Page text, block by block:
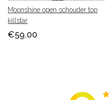
Moonshine open schouder top
killstar
€59,00